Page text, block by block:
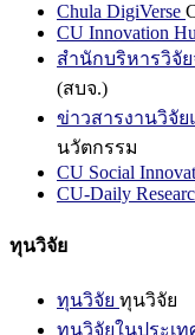
Chula DigiVerse
CU Innovation
สำนักบริหารวิจั
(สบจ.)
ข่าวสารงานวิจั
นวัตกรรม
CU Social
CU-Daily
ทุนวิจัย
ทุนวิจัย ทุนวิจัย
ทุนวิจัยในประเท